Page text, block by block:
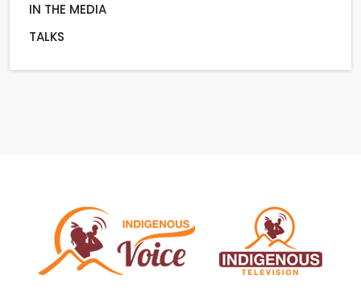
IN THE MEDIA
TALKS